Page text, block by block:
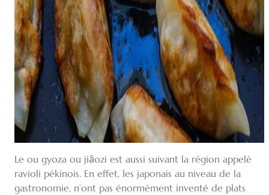
Le ou gyoza ou jiǎozi est aussi suivant la région appelé
ravioli pékinois. En effet, les japonais au niveau de la
gastronomie, n’ont pas énormément inventé de plats